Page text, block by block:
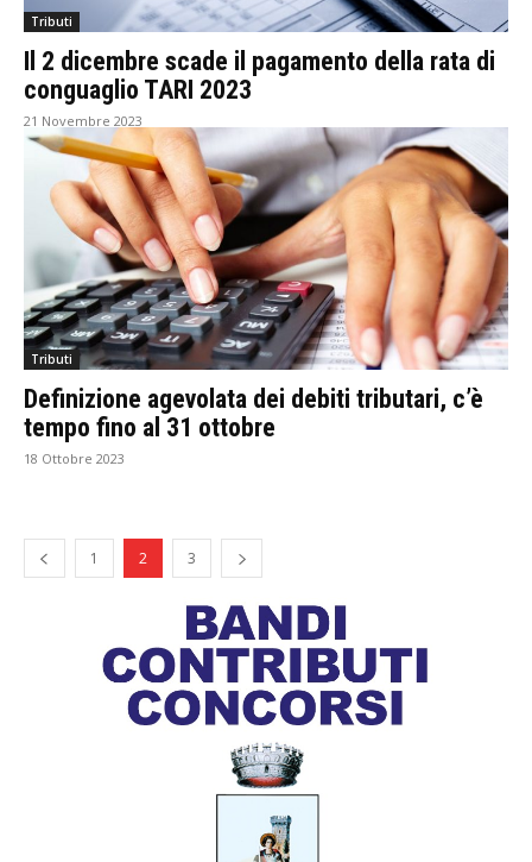
Tributi
Il 2 dicembre scade il pagamento della rata di
conguaglio TARI 2023
21 Novembre 2023
Tributi
Definizione agevolata dei debiti tributari, c’è
tempo fino al 31 ottobre
18 Ottobre 2023
1 2 3